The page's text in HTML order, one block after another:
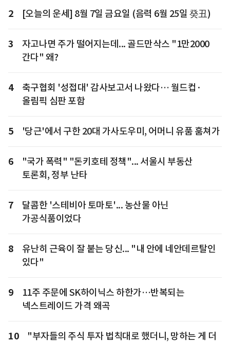
2 [오늘의 운세] 8월 7일 금요일 (음력 6월 25일 癸丑)
3
자고나면 주가 떨어지는데... 골드만삭스 "1만2000
간다" 왜?
4
축구협회 '성접대' 감사보고서 나왔다… 월드컵·
올림픽 심판 포함
5 '당근'에서 구한 20대 가사도우미, 어머니 유품 훔쳐가
6
"국가 폭력" "돈키호테 정책"... 서울시 부동산
토론회, 정부 난타
7
달콤한 '스테비아 토마토'... 농산물 아닌
가공식품이었다
8
유난히 근육이 잘 붙는 당신... "내 안에 네안데르탈인
있다"
9
11주 주문에 SK하이닉스 하한가…반복되는
넥스트레이드 가격 왜곡
10
"부자들의 주식 투자 법칙대로 했더니, 망하는 게 더